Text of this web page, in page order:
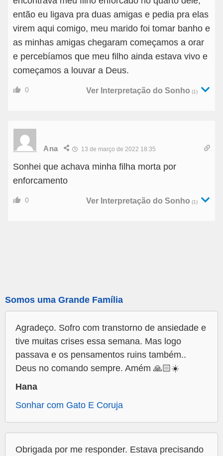
então eu ligava pra duas amigas e pedia pra elas
virem aqui comigo, meu marido foi tomar banho e
as minhas amigas chegaram começamos a orar
e percebíamos que meu filho ainda estava vivo e
começamos a louvar a Deus.
0 Ver Interpretação do Sonho (1)
Ana 13 de março de 2022 18:35
Sonhei que achava minha filha morta por
enforcamento
0 Ver Interpretação do Sonho (1)
Somos uma Grande Família
Agradeço. Sofro com transtorno de ansiedade e
tive muitas crises essa semana. Mas logo
passava e os pensamentos ruins também..
Deus no comando sempre. Amém 🙏🏻☀️
Hana
Sonhar com Gato E Coruja
Obrigada por me responder. Estava precisando